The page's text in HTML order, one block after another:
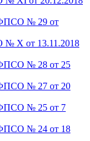
ФПСО № 29 от
№ X от 13.11.2018
ФПСО № 28 от 25
ФПСО № 27 от 20
ФПСО № 25 от 7
ФПСО № 24 от 18